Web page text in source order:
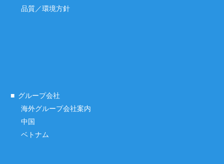
品質／環境方針
グループ会社
海外グループ会社案内
中国
ベトナム